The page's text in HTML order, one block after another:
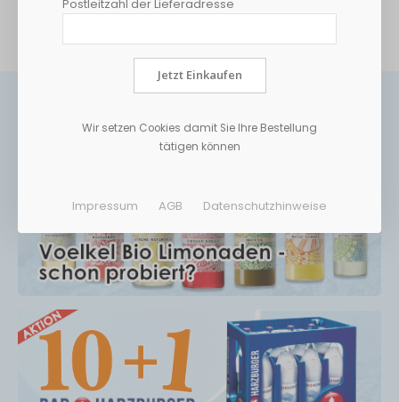
MEHR INFORMATIONEN
Postleitzahl der Lieferadresse
Jetzt Einkaufen
Wir setzen Cookies damit Sie Ihre Bestellung
tätigen können
Impressum AGB Datenschutzhinweise